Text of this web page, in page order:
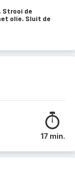
Strooi de
olie. Sluit de
17 min.